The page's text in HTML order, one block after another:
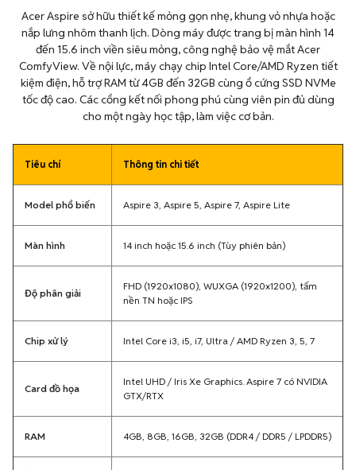
Acer Aspire sở hữu thiết kế mỏng gọn nhẹ, khung vỏ nhựa hoặc
nắp lưng nhôm thanh lịch. Dòng máy được trang bị màn hình 14
đến 15.6 inch viền siêu mỏng, công nghệ bảo vệ mắt Acer
ComfyView. Về nội lực, máy chạy chip Intel Core/AMD Ryzen tiết
kiệm điện, hỗ trợ RAM từ 4GB đến 32GB cùng ổ cứng SSD NVMe
tốc độ cao. Các cổng kết nối phong phú cùng viên pin đủ dùng
cho một ngày học tập, làm việc cơ bản.
Tiêu chí Thông tin chi tiết
Model phổ biến Aspire 3, Aspire 5, Aspire 7, Aspire Lite
Màn hình 14 inch hoặc 15.6 inch (Tùy phiên bản)
Độ phân giải
FHD (1920x1080), WUXGA (1920x1200), tấm
nền TN hoặc IPS
Chip xử lý Intel Core i3, i5, i7, Ultra / AMD Ryzen 3, 5, 7
Card đồ họa
Intel UHD / Iris Xe Graphics. Aspire 7 có NVIDIA
GTX/RTX
RAM 4GB, 8GB, 16GB, 32GB (DDR4 / DDR5 / LPDDR5)